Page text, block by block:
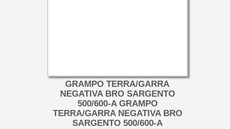
GRAMPO TERRA/GARRA
NEGATIVA BRO SARGENTO
500/600-A GRAMPO
TERRA/GARRA NEGATIVA BRO
SARGENTO 500/600-A